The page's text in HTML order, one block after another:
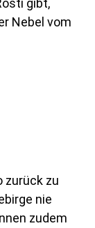
gibt,
Nebel vom
zurück zu
nie
zudem